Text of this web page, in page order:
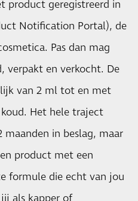
product geregistreerd in
Notification Portal), de
Pas dan mag
verpakt en verkocht. De
van 2 ml tot en met
Het hele traject
in beslag, maar
product met een
formule die echt van jou